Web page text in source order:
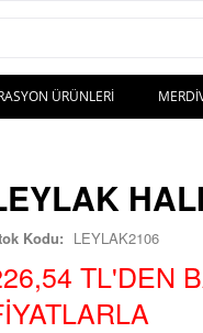
ÜRÜNLERI
Kodu: LEYLAK2106
TL'DEN